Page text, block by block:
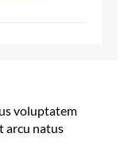
voluptatem
arcu natus